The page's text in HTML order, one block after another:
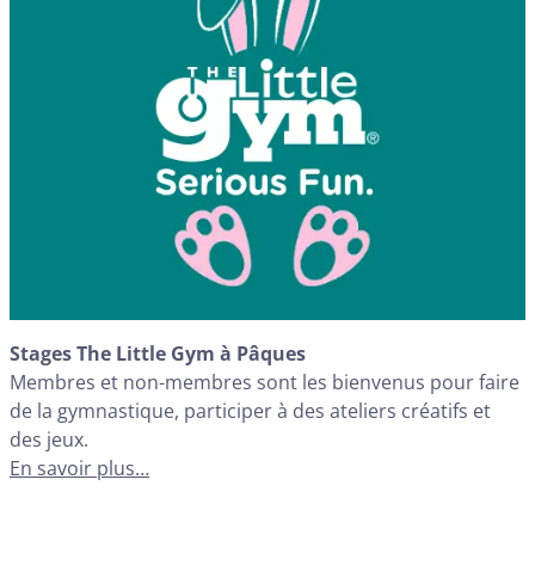
Stages The Little Gym à Pâques
Membres et non-membres sont les bienvenus pour faire
de la gymnastique, participer à des ateliers créatifs et
des jeux.
En savoir plus…